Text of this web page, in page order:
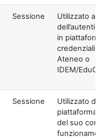
Sessione
Utilizzato ai
in
credenziali di
Ateneo o
IDEM/
Sessione
Utilizzato
piattaforma
del suo